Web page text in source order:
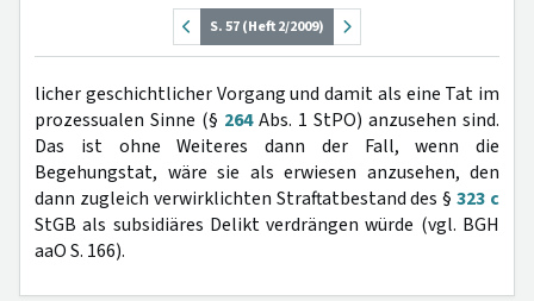
S. 57 (Heft 2/2009)
licher geschichtlicher Vorgang und damit als eine Tat im
prozessualen Sinne (§ 264Abs. 1 StPO) anzusehen sind.
Das ist ohne Weiteres dann der Fall, wenn die
Begehungstat, wäre sie als erwiesen anzusehen, den
dann zugleich verwirklichten Straftatbestand des §323 c
StGB als subsidiäres Delikt verdrängen würde (vgl. BGH
aaO S. 166).